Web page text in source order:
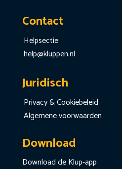
Contact
Helpsectie
help@kluppen.nl
Juridisch
Privacy & Cookiebeleid
Algemene voorwaarden
Download
Download de Klup-app